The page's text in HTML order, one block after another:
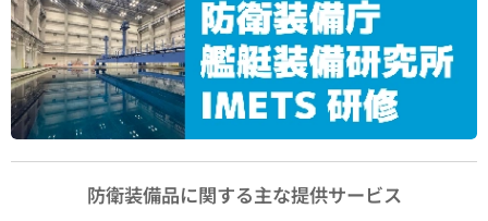
防衛装備品に関する主な提供サービス